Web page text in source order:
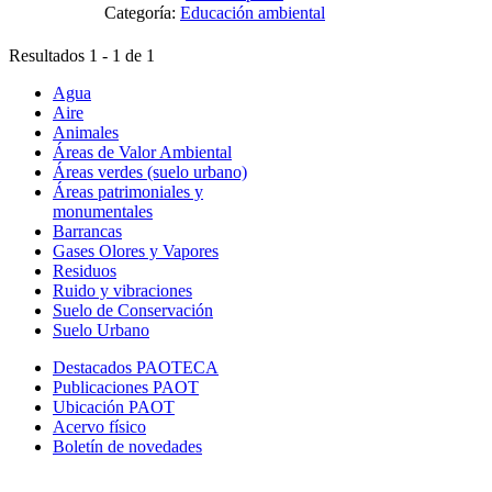
Categoría: Educación ambiental
Resultados 1 - 1 de 1
Agua
Aire
Animales
Áreas de Valor Ambiental
Áreas verdes (suelo urbano)
Áreas patrimoniales y
monumentales
Barrancas
Gases Olores y Vapores
Residuos
Ruido y vibraciones
Suelo de Conservación
Suelo Urbano
Destacados PAOTECA
Publicaciones PAOT
Ubicación PAOT
Acervo físico
Boletín de novedades